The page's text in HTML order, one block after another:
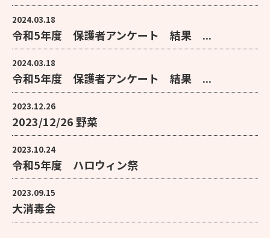
2024.03.18
令和5年度 保護者アンケート 結果 ...
2024.03.18
令和5年度 保護者アンケート 結果 ...
2023.12.26
2023/12/26 野菜
2023.10.24
令和5年度 ハロウィン祭
2023.09.15
大消毒会